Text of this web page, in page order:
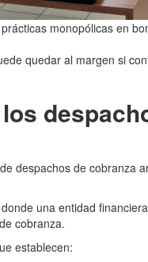
monopólicas en
quedar al margen si
despachos de cobranza
una entidad
cobranza.
establecen: